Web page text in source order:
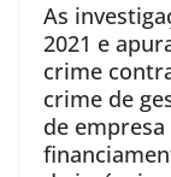
As
2021 e
crime
crime de
de